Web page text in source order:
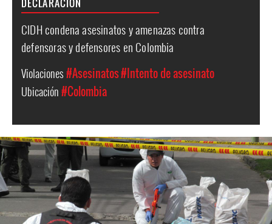
DECLARACIÓN
CIDH condena asesinatos y amenazas contra
defensoras y defensores en Colombia
Violaciones#Asesinatos#Intento de asesinato
Ubicación#Colombia
colombia-
general-
context.jpg